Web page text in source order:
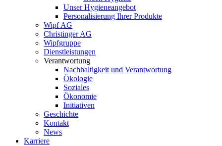
Unser Hygieneangebot
Personalisierung Ihrer Produkte
Wipf AG
Christinger AG
Wipfgruppe
Dienstleistungen
Verantwortung
Nachhaltigkeit und Verantwortung
Ökologie
Soziales
Ökonomie
Initiativen
Geschichte
Kontakt
News
Karriere